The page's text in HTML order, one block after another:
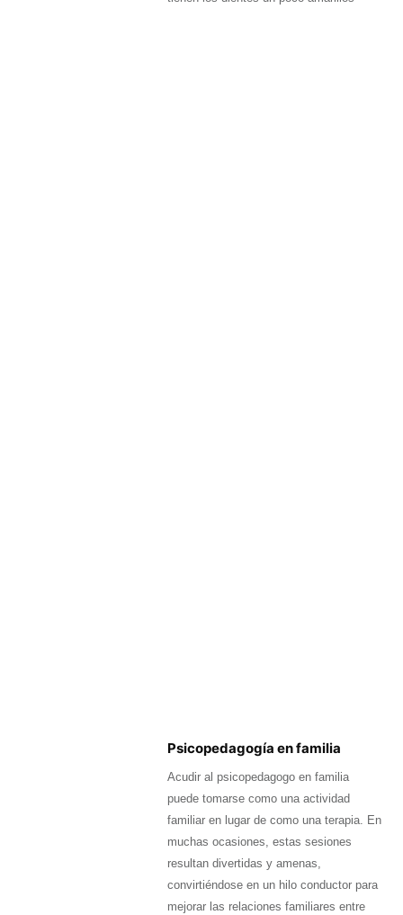
Psicopedagogía en familia
Acudir al psicopedagogo en familia
puede tomarse como una actividad
familiar en lugar de como una terapia. En
muchas ocasiones, estas sesiones
resultan divertidas y amenas,
convirtiéndose en un hilo conductor para
mejorar las relaciones familiares entre